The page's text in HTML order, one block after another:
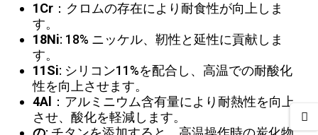
1Cr ：クロムの存在により耐食性が向上しま
す。
18Ni: 18% ニッケル、靭性と延性に貢献しま
す。
11Si: シリコン11%を配合し、高温での耐酸化
性を向上させます。
4Al
：アルミニウム含有量により耐熱性を向上
させ、酸化を軽減します。